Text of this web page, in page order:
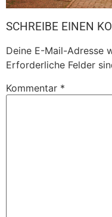
SCHREIBE EINEN
Deine E-Mail-Adresse
Erforderliche Felder
Kommentar *